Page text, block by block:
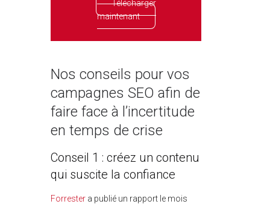
Télécharger
maintenant
Nos conseils pour vos
campagnes SEO afin de
faire face à l’incertitude
en temps de crise
Conseil 1 : créez un contenu
qui suscite la confiance
Forrester a publié un rapport le mois